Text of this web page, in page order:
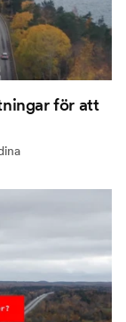
för att